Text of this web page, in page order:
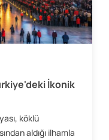
İkonik
köklü
aldığı ilhamla